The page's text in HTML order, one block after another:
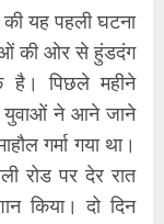
यह पहली घटना
की ओर से हुंडदंग
पिछले महीने
युवाओं ने आने जाने
गर्मा गया था।
रोड पर देर रात
किया। दो दिन